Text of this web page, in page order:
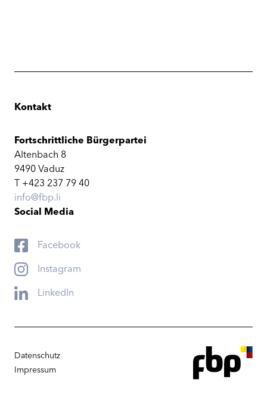
Kontakt
Fortschrittliche Bürgerpartei
Altenbach 8
9490 Vaduz
T +423 237 79 40
info@fbp.li
Social Media
Facebook
Instagram
LinkedIn
Datenschutz
Impressum